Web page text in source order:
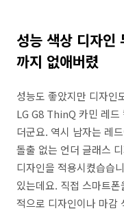
성능 색상 디자인
까지 없애버렸
성능도 좋았지만 디자인
LG G8 ThinQ 카민 레드
더군요. 역시 남자는 레
돌출 없는 언더 글래스
디자인을 적용시켰습습
있는데요. 직접 스마트
적으로 디자인이나 마감